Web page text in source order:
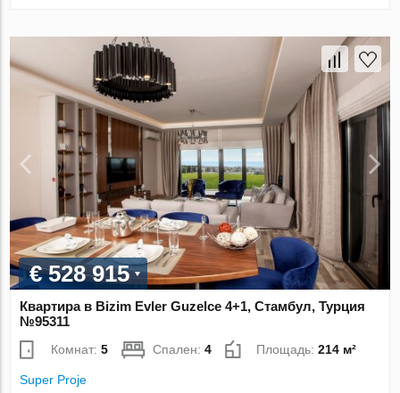
€ 528 915
Квартира в Bizim Evler Guzelce 4+1, Стамбул, Турция
№95311
Комнат:5 Спален:4 Площадь:214 м²
Super Proje